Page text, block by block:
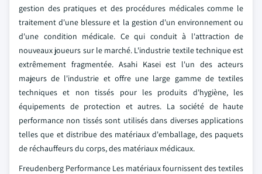
gestion des pratiques et des procédures médicales comme le
traitement d'une blessure et la gestion d'un environnement ou
d'une condition médicale. Ce qui conduit à l'attraction de
nouveaux joueurs sur le marché. L'industrie textile technique est
extrêmement fragmentée. Asahi Kasei est l'un des acteurs
majeurs de l'industrie et offre une large gamme de textiles
techniques et non tissés pour les produits d'hygiène, les
équipements de protection et autres. La société de haute
performance non tissés sont utilisés dans diverses applications
telles que et distribue des matériaux d'emballage, des paquets
de réchauffeurs du corps, des matériaux médicaux.
Freudenberg Performance Les matériaux fournissent des textiles